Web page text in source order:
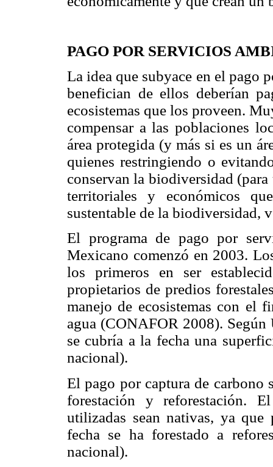
PAGO POR SERVICIOS
La idea que subyace en el pago
benefician de ellos deberían
ecosistemas que los proveen.
compensar a las poblaciones
área protegida (y más si es un
quienes restringiendo o
conservan la biodiversidad
territoriales y económicos
sustentable de la biodiversidad,
El programa de pago por
Mexicano comenzó en 2003.
los primeros en ser
propietarios de predios
manejo de ecosistemas con el
agua (CONAFOR 2008). Según
se cubría a la fecha una
nacional).
El pago por captura de
forestación y reforestación.
utilizadas sean nativas, ya que
fecha se ha forestado a
nacional).